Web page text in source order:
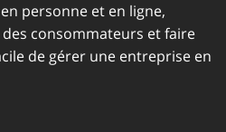
personne et en ligne,
consommateurs et faire
de gérer une entreprise en